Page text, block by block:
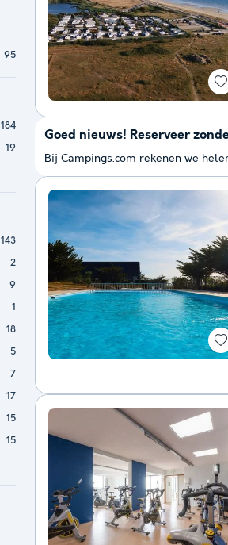
95
184
19
143
2
9
1
18
5
7
17
15
15
Goed nieuws! Reserveer
Bij Campings.com rekenen we